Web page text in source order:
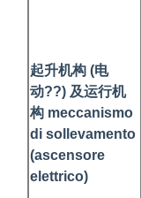
起升机构 (电
动??) 及运行机
构 meccanismo
di sollevamento
(ascensore
elettrico)